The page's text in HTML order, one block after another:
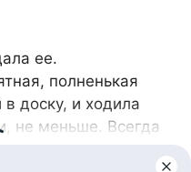
ее.
полненькая
доску, и ходила
не меньше. Всегда